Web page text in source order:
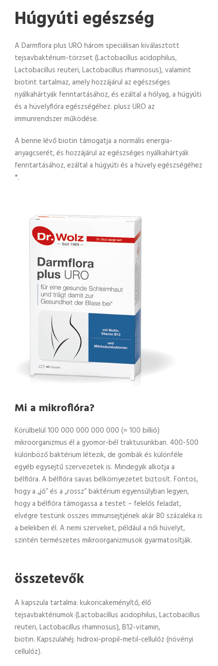
Húgyúti egészség
A Darmflora plus URO három speciálisan kiválasztott
tejsavbaktérium-törzset (Lactobacillus acidophilus,
Lactobacillus reuteri, Lactobacillus rhamnosus), valamint
biotint tartalmaz, amely hozzájárul az egészséges
nyálkahártyák fenntartásához, és ezáltal a hólyag, a húgyúti
és a hüvelyflóra egészségéhez. plusz URO az
immunrendszer működése.
A benne lévő biotin támogatja a normális energia-
anyagcserét, és hozzájárul az egészséges nyálkahártyák
fenntartásához, ezáltal a húgyúti és a hüvely egészségéhez
*.
Mi a mikroflóra?
Körülbelül 100 000 000 000 000 (= 100 billió)
mikroorganizmus él a gyomor-bél traktusunkban. 400-500
különböző baktérium létezik, de gombák és különféle
egyéb egysejtű szervezetek is. Mindegyik alkotja a
bélflóra. A bélflóra savas bélkörnyezetet biztosít. Fontos,
hogy a „jó” és a „rossz” baktérium egyensúlyban legyen,
hogy a bélflóra támogassa a testet – felelős feladat,
elvégre testünk összes immunsejtjének akár 80 százaléka is
a belekben él. A nemi szerveket, például a női hüvelyt,
szintén természetes mikroorganizmusok gyarmatosítják.
összetevők
A kapszula tartalma: kukoricakeményítő, élő
tejsavbaktériumok (Lactobacillus acidophilus, Lactobacillus
reuteri, Lactobacillus rhamnosus), B12-vitamin,
biotin. Kapszulahéj: hidroxi-propil-metil-cellulóz (növényi
cellulóz).